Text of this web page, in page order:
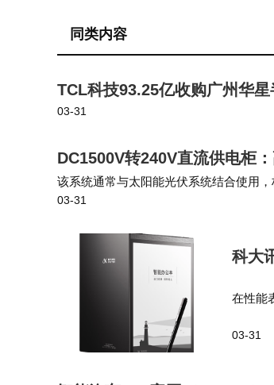
用的机身设计与均衡的配置，成
影像能力的差异进一步凸显
英寸大底的光影猎人800传感器，
用”水平，满足扫码、记录生活等
户，其“狠货”属性在清仓阶段更
词，成为务实主义者的首选。当
合，销量表现更为亮眼。但无论
是需要一台默默支撑日常的“工具
同类内容
TCL科技93.25亿收购广州华
03-31
DC1500V转240V直流供电柜
该系统通常与太阳能光伏系统结合使用
感器、执行器等设备供电，确保电压稳
03-31
科大
在性能
求，为
03-31